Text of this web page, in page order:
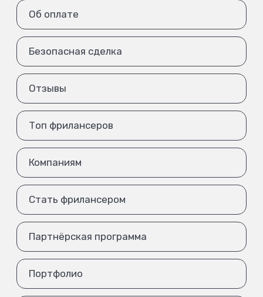
Об оплате
Безопасная сделка
Отзывы
Топ фрилансеров
Компаниям
Стать фрилансером
Партнёрская программа
Портфолио